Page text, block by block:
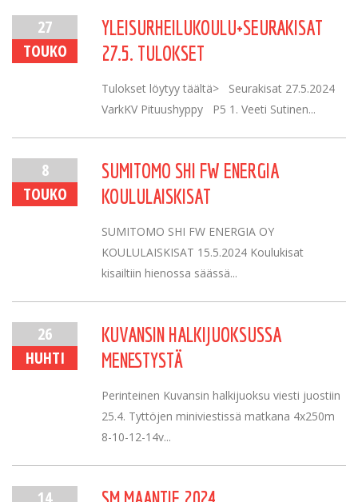
27
TOUKO
YLEISURHEILUKOULU+SEURAKISAT
27.5. TULOKSET
Tulokset löytyy täältä> Seurakisat 27.5.2024
VarkKV Pituushyppy P5 1. Veeti Sutinen...
8
TOUKO
SUMITOMO SHI FW ENERGIA
KOULULAISKISAT
SUMITOMO SHI FW ENERGIA OY
KOULULAISKISAT 15.5.2024 Koulukisat
kisailtiin hienossa säässä...
26
HUHTI
KUVANSIN HALKIJUOKSUSSA
MENESTYSTÄ
Perinteinen Kuvansin halkijuoksu viesti juostiin
25.4. Tyttöjen miniviestissä matkana 4x250m
8-10-12-14v...
14